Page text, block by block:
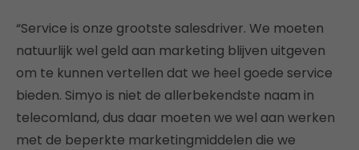
“Service is onze grootste salesdriver. We moeten
natuurlijk wel geld aan marketing blijven uitgeven
om te kunnen vertellen dat we heel goede service
bieden. Simyo is niet de allerbekendste naam in
telecomland, dus daar moeten we wel aan werken
met de beperkte marketingmiddelen die we